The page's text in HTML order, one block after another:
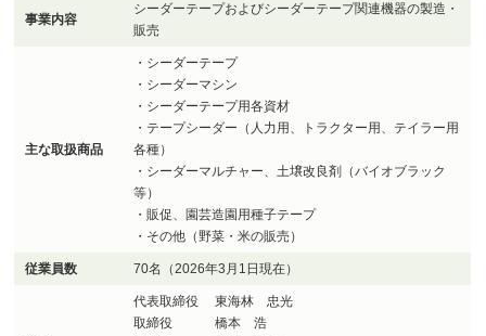
事業内容
シーダーテープおよびシーダーテープ関連機器の製造・
販売
主な取扱商品
・シーダーテープ
・シーダーマシン
・シーダーテープ用各資材
・テープシーダー（人力用、トラクター用、テイラー用
各種）
・シーダーマルチャー、土壌改良剤（バイオブラック
等）
・販促、園芸造園用種子テープ
・その他（野菜・米の販売）
従業員数 70名（2026年3月1日現在）
代表取締役 東海林 忠光
取締役 橋本 浩